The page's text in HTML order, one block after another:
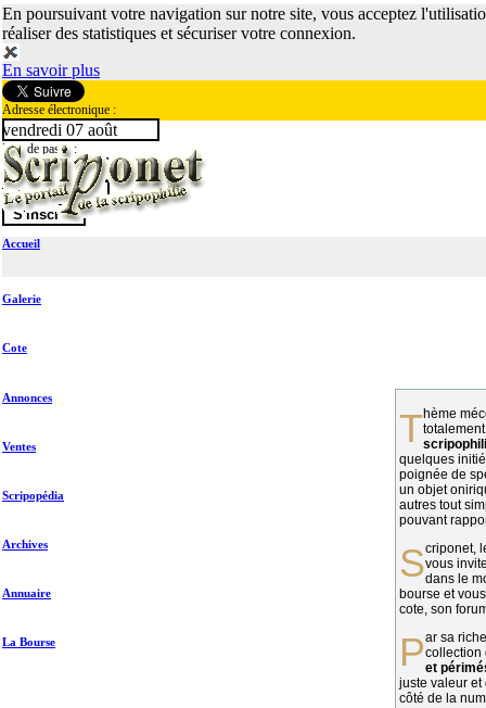
En poursuivant votre navigation sur notre site, vous acceptez
réaliser des statistiques et sécuriser votre connexion.
En savoir plus
Adresse électronique :
Mot de passe :
vendredi 07 août
Accueil
Galerie
Cote
Annonces
Ventes
Scripopédia
Archives
Annuaire
La Bourse
Thème méconnu des collectionneurs et
quelques
poignée de
un objet
autres tout
pouvant
vous
dans le
bourse et
cote, son
Par sa richesse et sa diversité, lacollection
et
juste valeur et
côté de la